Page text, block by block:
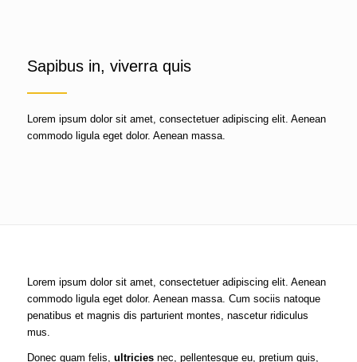
Sapibus in, viverra quis
Lorem ipsum dolor sit amet, consectetuer adipiscing elit. Aenean
commodo ligula eget dolor. Aenean massa.
Lorem ipsum dolor sit amet, consectetuer adipiscing elit. Aenean
commodo ligula eget dolor. Aenean massa. Cum sociis natoque
penatibus et magnis dis parturient montes, nascetur ridiculus
mus.
Donec quam felis, ultriciesnec, pellentesque eu, pretium quis,